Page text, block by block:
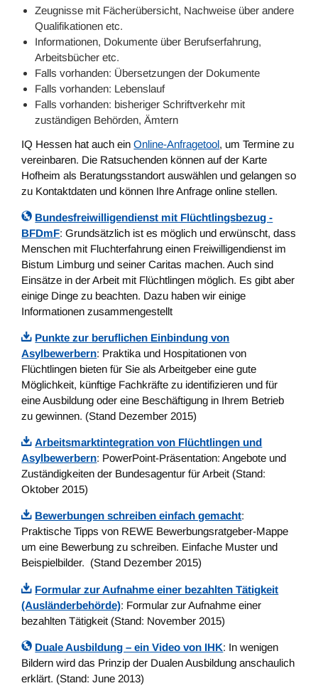
Zeugnisse mit Fächerübersicht, Nachweise über andere
Qualifikationen etc.
Informationen, Dokumente über Berufserfahrung,
Arbeitsbücher etc.
Falls vorhanden: Übersetzungen der Dokumente
Falls vorhanden: Lebenslauf
Falls vorhanden: bisheriger Schriftverkehr mit
zuständigen Behörden, Ämtern
IQ Hessen hat auch einOnline-Anfragetool, um Termine zu
vereinbaren. Die Ratsuchenden können auf der Karte
Hofheim als Beratungsstandort auswählen und gelangen so
zu Kontaktdaten und können Ihre Anfrage online stellen.
Bundesfreiwilligendienst mit Flüchtlingsbezug -
BFDmF: Grundsätzlich ist es möglich und erwünscht, dass
Menschen mit Fluchterfahrung einen Freiwilligendienst im
Bistum Limburg und seiner Caritas machen. Auch sind
Einsätze in der Arbeit mit Flüchtlingen möglich. Es gibt aber
einige Dinge zu beachten. Dazu haben wir einige
Informationen zusammengestellt
Punkte zur beruflichen Einbindung von
Asylbewerbern: Praktika und Hospitationen von
Flüchtlingen bieten für Sie als Arbeitgeber eine gute
Möglichkeit, künftige Fachkräfte zu identifizieren und für
eine Ausbildung oder eine Beschäftigung in Ihrem Betrieb
zu gewinnen. (Stand Dezember 2015)
Arbeitsmarktintegration von Flüchtlingen und
Asylbewerbern: PowerPoint-Präsentation: Angebote und
Zuständigkeiten der Bundesagentur für Arbeit (Stand:
Oktober 2015)
Bewerbungen schreiben einfach gemacht:
Praktische Tipps von REWE Bewerbungsratgeber-Mappe
um eine Bewerbung zu schreiben. Einfache Muster und
Beispielbilder. (Stand Dezember 2015)
Formular zur Aufnahme einer bezahlten Tätigkeit
(Ausländerbehörde): Formular zur Aufnahme einer
bezahlten Tätigkeit (Stand: November 2015)
Duale Ausbildung – ein Video von IHK: In wenigen
Bildern wird das Prinzip der Dualen Ausbildung anschaulich
erklärt. (Stand: June 2013)